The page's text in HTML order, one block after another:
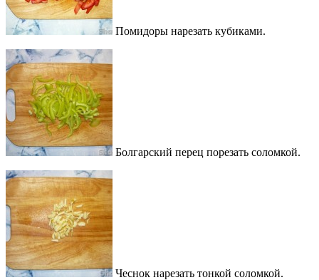
Помидоры нарезать кубиками.
Болгарский перец порезать соломкой.
Чеснок нарезать тонкой соломкой.